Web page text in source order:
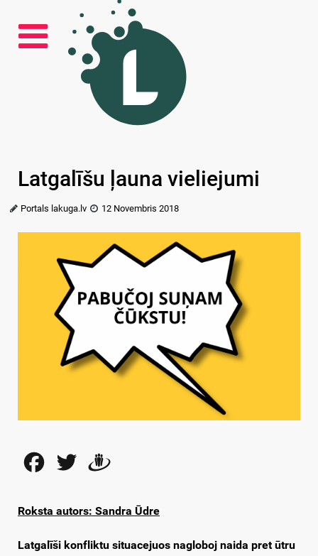
Latgalīšu ļauna vieliejumi
Portals lakuga.lv 12 Novembris 2018
FacebookTwitter
Roksta autors: Sandra Ūdre
Latgalīši konfliktu situacejuos nagloboj naida pret ūtru